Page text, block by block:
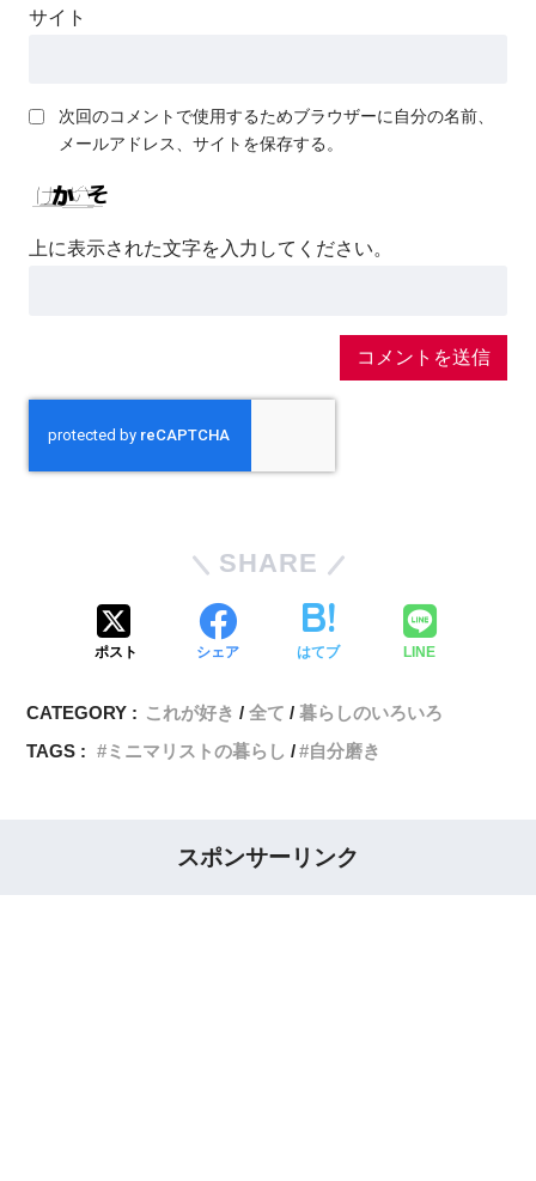
サイト
次回のコメントで使用するためブラウザーに自分の名前、
メールアドレス、サイトを保存する。
上に表示された文字を入力してください。
SHARE
ポスト シェア はてブ LINE
CATEGORY : これが好き 全て
暮らしのいろいろ
TAGS :
ミニマリストの暮らし 自分磨き
スポンサーリンク